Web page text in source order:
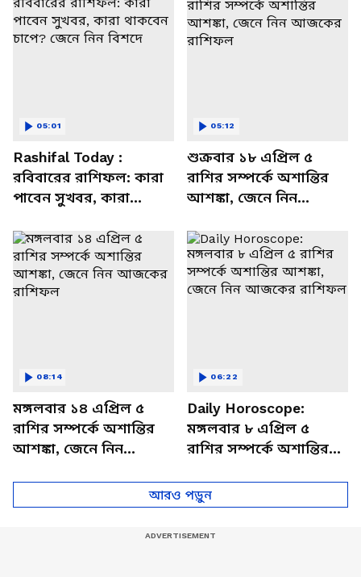
Rashifal Today :
রবিবারের রাশিফল: কারা
পাবেন সুখবর, কারা
বিশদে
05:01
শুক্রবার ১৮ এপ্রিল ৫
রাশির সম্পর্কে অশান্তির
আশঙ্কা, জেনে নিন
05:12
মঙ্গলবার ১৪ এপ্রিল ৫
রাশির সম্পর্কে অশান্তির
আশঙ্কা, জেনে নিন
08:14
Daily Horoscope:
মঙ্গলবার ৮ এপ্রিল ৫
রাশির সম্পর্কে অশান্তির
আজকের রাশিফল
06:22
আরও পড়ুন